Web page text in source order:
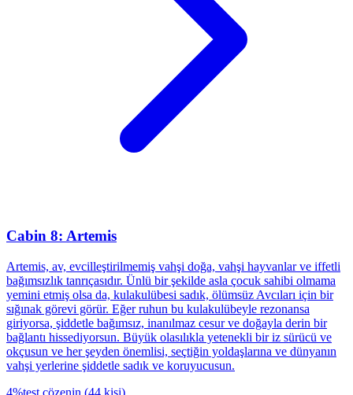
Cabin 8: Artemis
Artemis, av, evcilleştirilmemiş vahşi doğa, vahşi hayvanlar ve iffetli
bağımsızlık tanrıçasıdır. Ünlü bir şekilde asla çocuk sahibi olmama
yemini etmiş olsa da, kulakulübesi sadık, ölümsüz Avcıları için bir
sığınak görevi görür. Eğer ruhun bu kulakulübeyle rezonansa
giriyorsa, şiddetle bağımsız, inanılmaz cesur ve doğayla derin bir
bağlantı hissediyorsun. Büyük olasılıkla yetenekli bir iz sürücü ve
okçusun ve her şeyden önemlisi, seçtiğin yoldaşlarına ve dünyanın
vahşi yerlerine şiddetle sadık ve koruyucusun.
4%test çözenin (44 kişi)